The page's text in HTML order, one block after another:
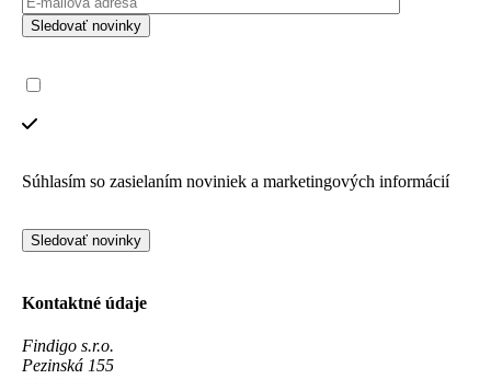
Sledovať novinky
Súhlasím so zasielaním noviniek a marketingových informácií
Sledovať novinky
Kontaktné údaje
Findigo s.r.o.
Pezinská 155